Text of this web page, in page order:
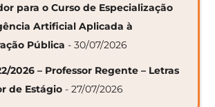
para o Curso de Especialização
Artificial Aplicada à
Pública - 30/07/2026
2026 – Professor Regente – Letras
de Estágio - 27/07/2026